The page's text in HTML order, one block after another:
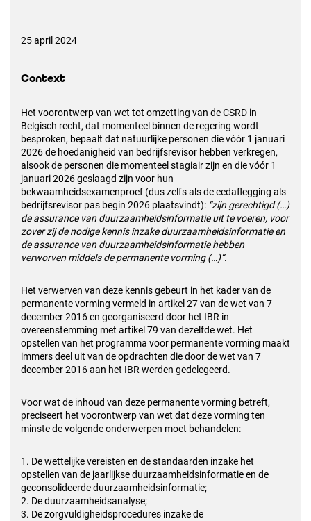
25 april 2024
Context
Het voorontwerp van wet tot omzetting van de CSRD in
Belgisch recht, dat momenteel binnen de regering wordt
besproken, bepaalt dat natuurlijke personen die vóór 1 januari
2026 de hoedanigheid van bedrijfsrevisor hebben verkregen,
alsook de personen die momenteel stagiairzijn en die vóór 1
januari 2026 geslaagd zijn voor hun
bekwaamheidsexamenproef (dus zelfs alsde eedaflegging als
bedrijfsrevisor pas begin 2026 plaatsvindt): “zijn gerechtigd (…)
deassurance van duurzaamheidsinformatie uit te voeren, voor
zover zij de nodige kennis inzakeduurzaamheidsinformatie en
de assurance van duurzaamheidsinformatie hebben
verworven middels de permanente vorming (…)”.
Het verwerven van deze kennis gebeurt in het kader van de
permanente vorming vermeld in artikel 27 van de wet van 7
december 2016 en georganiseerd door het IBR in
overeenstemming met artikel 79 van dezelfde wet. Het
opstellen van het programma voor permanente vorming maakt
immers deel uit van de opdrachten die door de wet van 7
december 2016 aan het IBR werden gedelegeerd.
Voor wat de inhoud van deze permanente vorming betreft,
preciseert het voorontwerp van wet dat deze vorming ten
minste de volgende onderwerpen moet behandelen:
1. De wettelijke vereisten en de standaarden inzake het
opstellen van de jaarlijkse duurzaamheidsinformatie en de
geconsolideerde duurzaamheidsinformatie;
2. De duurzaamheidsanalyse;
3. De zorgvuldigheidsprocedures inzake de